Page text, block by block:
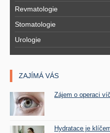
Revmatologie
Stomatologie
Urologie
ZAJÍMÁ VÁS
Zájem o operaci
Hydratace je